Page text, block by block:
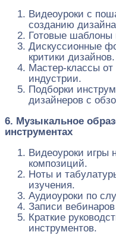
Видеоуроки с
созданию
Готовые шаблоны
Дискуссионные
критики дизайнов.
Мастер-классы
индустрии.
Подборки
дизайнеров с
6. Музыкальное
инструментах
Видеоуроки игры
композиций.
Ноты и
изучения.
Аудиоуроки по
Записи
Краткие
инструментов.